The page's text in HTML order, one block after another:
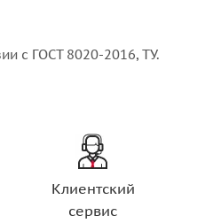
с ГОСТ 8020-2016, ТУ.
Клиентский
сервис